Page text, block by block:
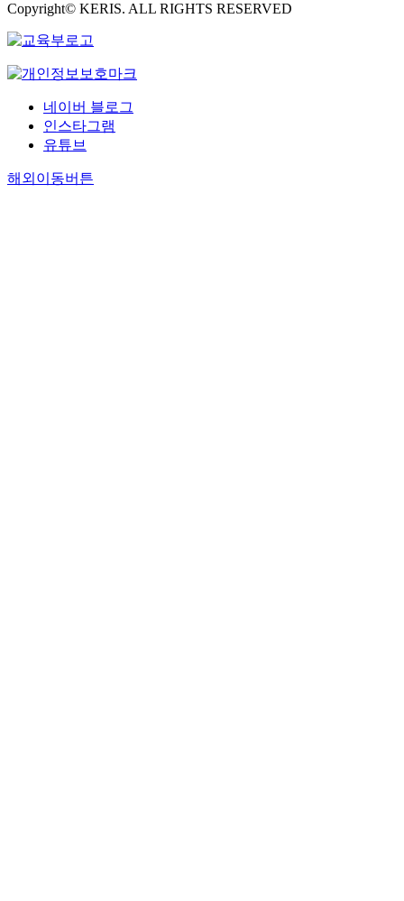
Copyright© KERIS. ALL RIGHTS RESERVED
네이버 블로그
인스타그램
유튜브
해외이동버튼